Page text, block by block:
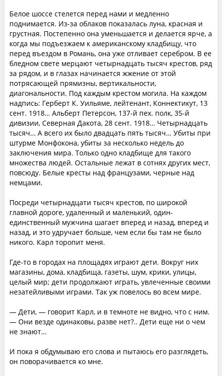
Белое шоссе стелется перед нами и медленно
поднимается. Из-за облаков показалась луна, красная и
грустная. Постепенно она уменьшается и делается ярче, а
когда мы подъезжаем к американскому кладбищу, что
перед въездом в Романь, она уже отливает серебром. В ее
бледном свете мерцают четырнадцать тысяч крестов, ряд
за рядом, и в глазах начинается жжение от этой
потрясающей прямизны, вертикальности,
диагональности. Под каждым крестом могила. На каждом
надпись: Герберт К. Уильяме, лейтенант, Коннектикут, 13
сент. 1918… Альберт Петерсон, 137-й пех. полк, 35-й
дивизии, Северная Дакота, 28 сент. 1918… Четырнадцать
тысяч… А всего их было двадцать пять тысяч… Убиты при
штурме Монфокона, убиты за несколько недель до
заключения мира. Только одно кладбище для такого
множества людей. Остальные лежат в сотнях других мест,
повсюду. Белые кресты над французами, черные над
немцами.
Посреди четырнадцати тысяч крестов, по широкой
главной дороге, удаленный и маленький, один-
единственный мужчина шагает вперед и назад, вперед и
назад, и это удручает больше, чем если бы там не было
никого. Карл торопит меня.
Где-то в городах на площадях играют дети. Вокруг них
магазины, дома, кладбища, газеты, шум, крики, улицы,
целый мир; дети продолжают играть, увлеченные своими
незатейливыми играми. Так уж повелось во всем мире.
— Дети, — говорит Карл, и в темноте не видно, что с ним.
— Они везде одинаковы, разве нет?.. Дети еще ни о чем
не знают…
И пока я обдумываю его слова и пытаюсь его разглядеть,
он поворачивается ко мне.